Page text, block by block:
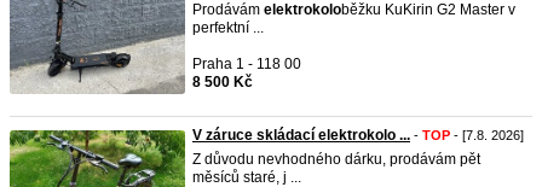
Prodávám elektrokoloběžku KuKirin G2 Master v
perfektní ...
Praha 1 - 118 00
8 500 Kč
V záruce skládací elektrokolo ... - TOP - [7.8. 2026]
Z důvodu nevhodného dárku, prodávám pět
měsíců staré, j ...